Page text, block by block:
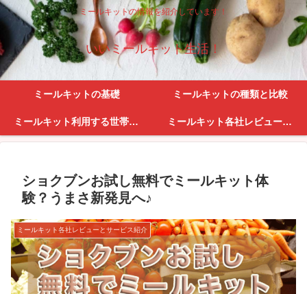
ミールキットの情報を紹介しています！
いいミールキット生活！
ミールキットの基礎 ミールキットの種類と比較
ミールキット利用する世帯・利便性 ミールキット各社レビューとサービス紹介
ショクブンお試し無料でミールキット体
験？うまさ新発見へ♪
ミールキット各社レビューとサービス紹介